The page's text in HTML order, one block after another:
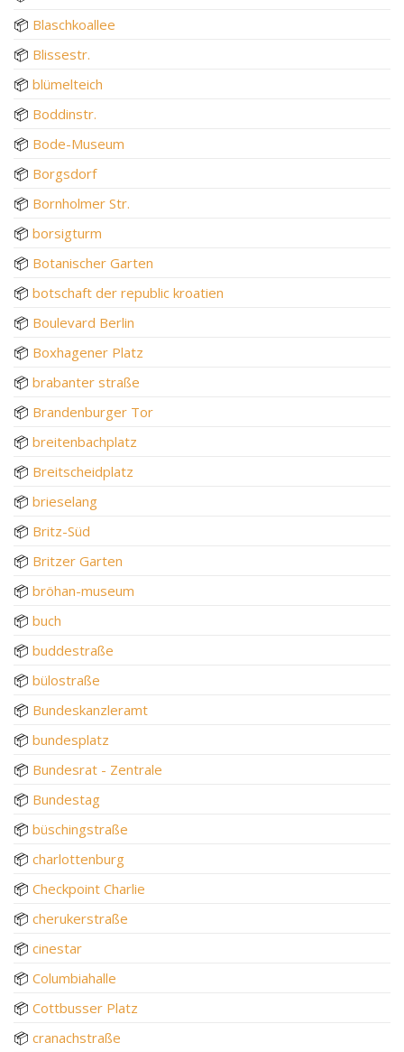
📦 Blaschkoallee
📦 Blissestr.
📦 blümelteich
📦 Boddinstr.
📦 Bode-Museum
📦 Borgsdorf
📦 Bornholmer Str.
📦 borsigturm
📦 Botanischer Garten
📦 botschaft der republic kroatien
📦 Boulevard Berlin
📦 Boxhagener Platz
📦 brabanter straße
📦 Brandenburger Tor
📦 breitenbachplatz
📦 Breitscheidplatz
📦 brieselang
📦 Britz-Süd
📦 Britzer Garten
📦 bröhan-museum
📦 buch
📦 buddestraße
📦 bülostraße
📦 Bundeskanzleramt
📦 bundesplatz
📦 Bundesrat - Zentrale
📦 Bundestag
📦 büschingstraße
📦 charlottenburg
📦 Checkpoint Charlie
📦 cherukerstraße
📦 cinestar
📦 Columbiahalle
📦 Cottbusser Platz
📦 cranachstraße